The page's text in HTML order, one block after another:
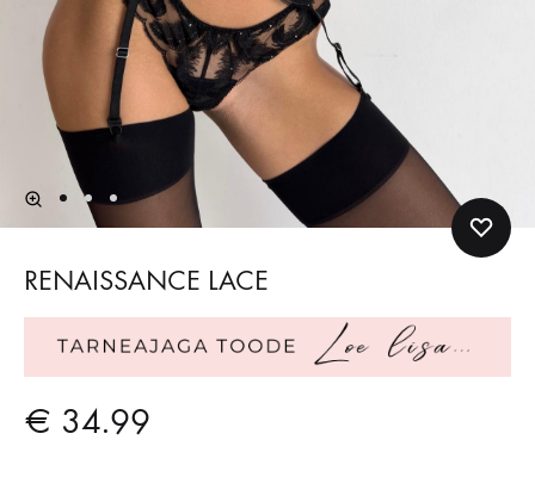
RENAISSANCE LACE
€ 34.99